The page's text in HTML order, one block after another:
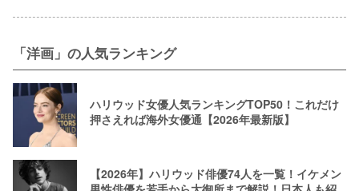
「洋画」の人気ランキング
ハリウッド女優人気ランキングTOP50！これだけ
押さえれば海外女優通【2026年最新版】
【2026年】ハリウッド俳優74人を一覧！イケメン